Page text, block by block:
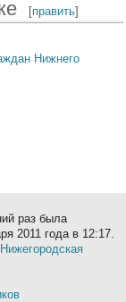
[править]
Нижнего
раз была
2011 года в 12:17.